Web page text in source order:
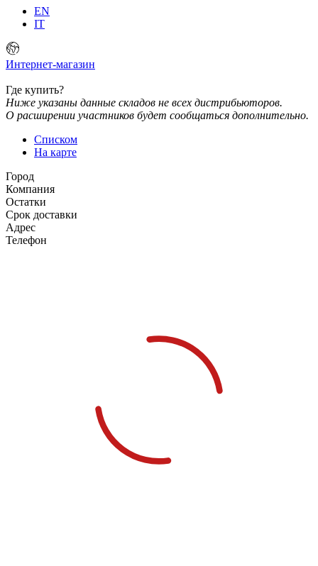
EN
IT
Интернет-магазин
Где купить?
Ниже указаны данные складов не всех дистрибьюторов.
О расширении участников будет сообщаться дополнительно.
Списком
На карте
Город
Компания
Остатки
Срок доставки
Адрес
Телефон